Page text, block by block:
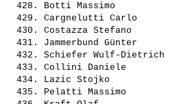
  428.
Botti Massimo
  429.
Cargnelutti Carlo
  430.
Costazza Stefano
  431.
Jammerbund Günter
  432.
Schiefer Wulf-Dietrich
  433.
Collini Daniele
  434.
Lazic Stojko
  435.
Pelatti Massimo